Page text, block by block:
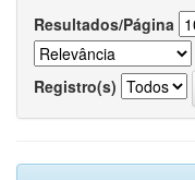
Resultados/Página
Registro(s)